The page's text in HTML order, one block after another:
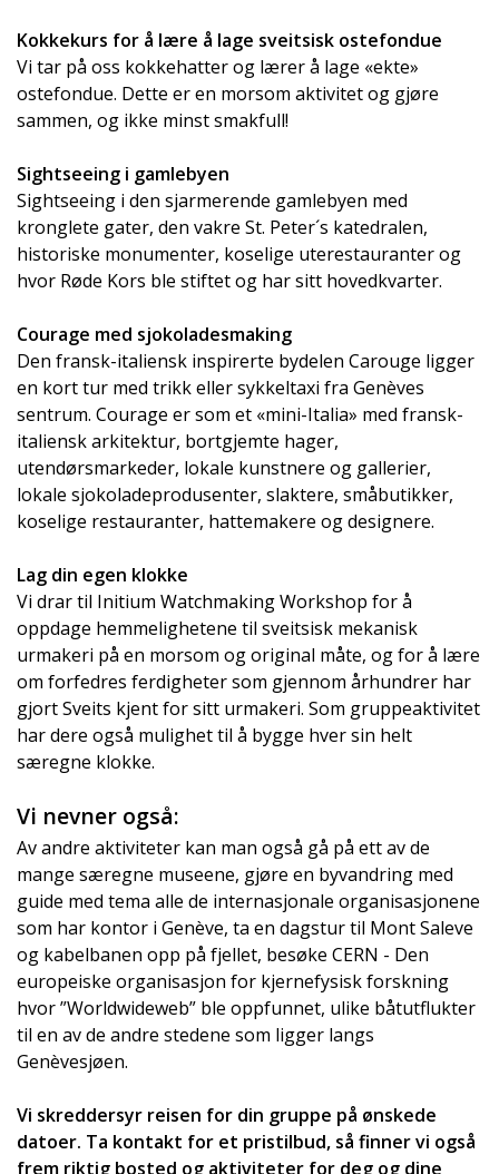
Kokkekurs for å lære å lage sveitsisk ostefondue
Vi tar på oss kokkehatter og lærer å lage «ekte»
ostefondue. Dette er en morsom aktivitet og gjøre
sammen, og ikke minst smakfull!
Sightseeing i gamlebyen
Sightseeing i den sjarmerende gamlebyen med
kronglete gater, den vakre St. Peter´s katedralen,
historiske monumenter, koselige uterestauranter og
hvor Røde Kors ble stiftet og har sitt hovedkvarter.
Courage med sjokoladesmaking
Den fransk-italiensk inspirerte bydelen Carouge ligger
en kort tur med trikk eller sykkeltaxi fra Genèves
sentrum. Courage er som et «mini-Italia» med fransk-
italiensk arkitektur, bortgjemte hager,
utendørsmarkeder, lokale kunstnere og gallerier,
lokale sjokoladeprodusenter, slaktere, småbutikker,
koselige restauranter, hattemakere og designere.
Lag din egen klokke
Vi drar til Initium Watchmaking Workshop for å
oppdage hemmelighetene til sveitsisk mekanisk
urmakeri på en morsom og original måte, og for å lære
om forfedres ferdigheter som gjennom århundrer har
gjort Sveits kjent for sitt urmakeri. Som gruppeaktivitet
har dere også mulighet til å bygge hver sin helt
særegne klokke.
Vi nevner også:
Av andre aktiviteter kan man også gå på ett av de
mange særegne museene, gjøre en byvandring med
guide med tema alle de internasjonale organisasjonene
som har kontor i Genève, ta en dagstur til Mont Saleve
og kabelbanen opp på fjellet, besøke CERN - Den
europeiske organisasjon for kjernefysisk forskning
hvor ”Worldwideweb” ble oppfunnet, ulike båtutflukter
til en av de andre stedene som ligger langs
Genèvesjøen.
Vi skreddersyr reisen for din gruppe på ønskede
datoer. Ta kontakt for et pristilbud, så finner vi også
frem riktig bosted og aktiviteter for deg og dine